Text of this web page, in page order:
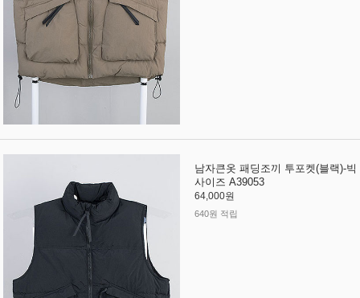
남자큰옷 패딩조끼 투포켓(블랙)-빅
사이즈 A39053
64,000원
640원 적립